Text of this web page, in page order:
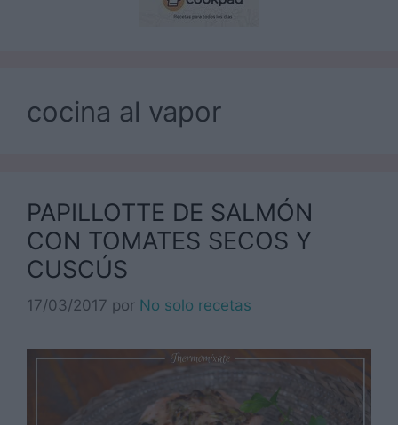
cocina al vapor
PAPILLOTTE DE SALMÓN
CON TOMATES SECOS Y
CUSCÚS
17/03/2017 por No solo recetas